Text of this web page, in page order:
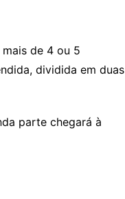
de 4 ou 5
dividida em duas
parte chegará à